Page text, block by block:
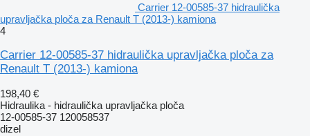
Carrier 12-00585-37 hidraulička
upravljačka ploča za Renault T (2013-) kamiona
4
Carrier 12-00585-37 hidraulička upravljačka ploča za
Renault T (2013-) kamiona
198,40 €
Hidraulika - hidraulička upravljačka ploča
12-00585-37 120058537
dizel